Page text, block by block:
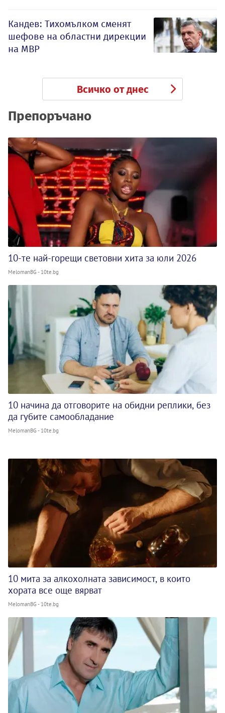
Кандев: Тихомълком сменят
шефове на областни дирекции
на МВР
Всичко от днес
Препоръчано
10-те най-горещи световни хита за юли 2026
MelomanBG - 10te.bg
10 начина да отговорите на обидни реплики, без
да губите самообладание
MelomanBG - 10te.bg
10 мита за алкохолната зависимост, в които
хората все още вярват
MelomanBG - 10te.bg